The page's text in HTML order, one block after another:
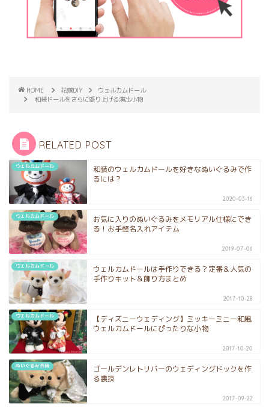
HOME 花嫁DIY
ウェルカムドール
和装ドールをさらに盛り上げる演出小物
RELATED POST
ウェルカムドール
和装のウェルカムドールを好きなぬいぐるみで作
るには？
2020-03-16
ウェルカムドール
お気に入りのぬいぐるみをメモリアル仕様にでき
る！お手軽名入れアイテム
2019-07-06
ウェルカムドール
ウェルカムドールは手作りできる？定番＆人気の
手作りキット＆飾り方まとめ
2017-10-28
ウェルカムドール
【ディズニーウェディング】ミッキーミニー和風
ウェルカムドールにぴったりな小物
2017-10-20
ぬいぐるみ衣装
ゴールデンレトリバーのウェディングドックを作
る裏技
2017-09-22